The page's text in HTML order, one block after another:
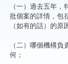
（一）過去五年
批個案的詳情，包
（如有的話）的原
（二）哪個機構
何；